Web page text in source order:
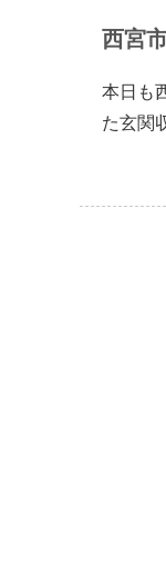
西宮
本日も
た玄関